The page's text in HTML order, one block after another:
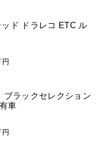
ド ドラレコ ETC ル
円
ラックセレクション
車
円